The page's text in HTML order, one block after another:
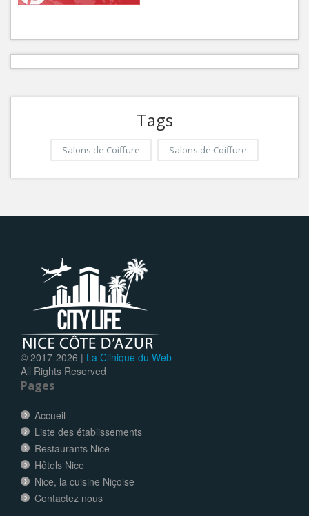
Tags
Salons de Coiffure Salons de Coiffure
© 2017-2026 | La Clinique du Web
All Rights Reserved
Pages
Accueil
Liste des établissements
Restaurants Nice
Hôtels Nice
Nice, la cuisine Niçoise
Contactez nous